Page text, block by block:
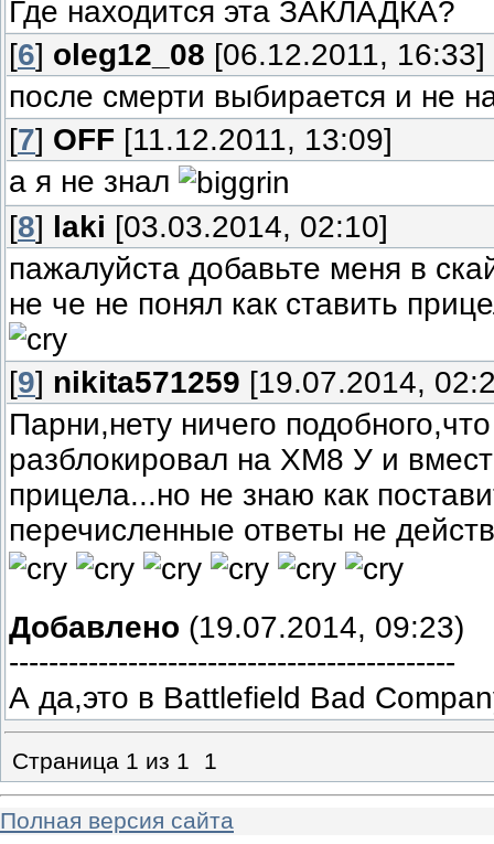
Где находится эта ЗАКЛАДКА?
[6] oleg12_08 [06.12.2011, 16:33]
после смерти выбирается и не
[7] OFF [11.12.2011, 13:09]
а я не знал
[8] laki [03.03.2014, 02:10]
пажалуйста добавьте меня в
не че не понял как ставить
[9] nikita571259 [19.07.2014,
Парни,нету ничего
разблокировал на ХМ8 У и
прицела...но не знаю как
перечисленные ответы не
Добавлено (19.07.2014, 09:23)
---------------------------------------------
А да,это в Battlefield Bad
Страница 1 из 1 1
Полная версия сайта